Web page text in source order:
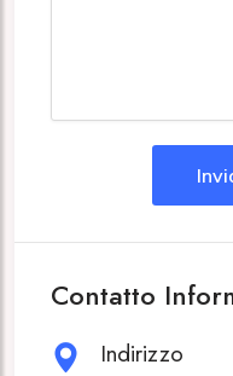
Contatto
Indirizzo